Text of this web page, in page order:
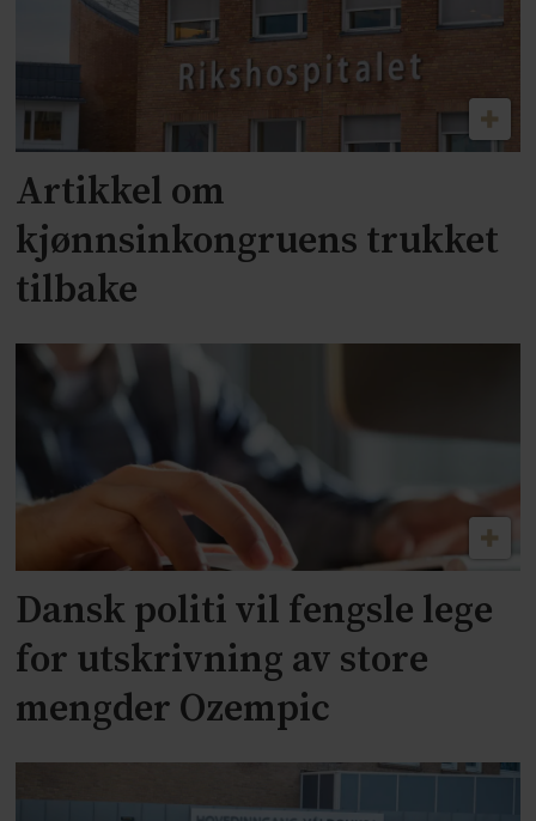
Artikkel om
kjønnsinkongruens trukket
tilbake
Dansk politi vil fengsle lege
for utskrivning av store
mengder Ozempic